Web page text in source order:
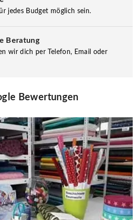
jedes Budget möglich sein.
Beratung
wir dich per Telefon, Email oder
Bewertungen